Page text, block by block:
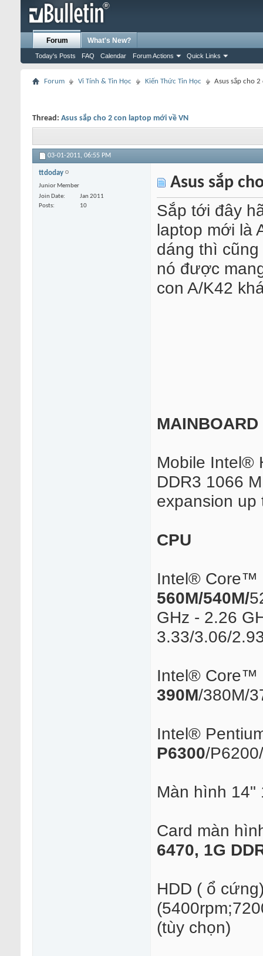
Forum
Today's Posts FAQ Calendar Forum Actions Quick Links
What's New?
Forum Vi Tính & Tin Học Kiến Thức Tin Học Asus sắp cho
Thread: Asus sắp cho 2 con laptop mới về VN
03-01-2011, 06:55 PM
ttdoday
Junior Member
Join Date
Jan 2011
Posts
10
Asus sắp
Sắp tới đây
laptop mới là
dáng thì
nó được
con A/K42
MAINBOARD
Mobile Intel®
DDR3 1066
expansion up
CPU
Intel® Core™
560M/540M/
GHz - 2.26
3.33/3.06/
Intel® Core™
390M/380M/
Intel®
P6300/
Màn hình 14"
Card màn
6470, 1G
HDD ( ổ
(tùy chọn)